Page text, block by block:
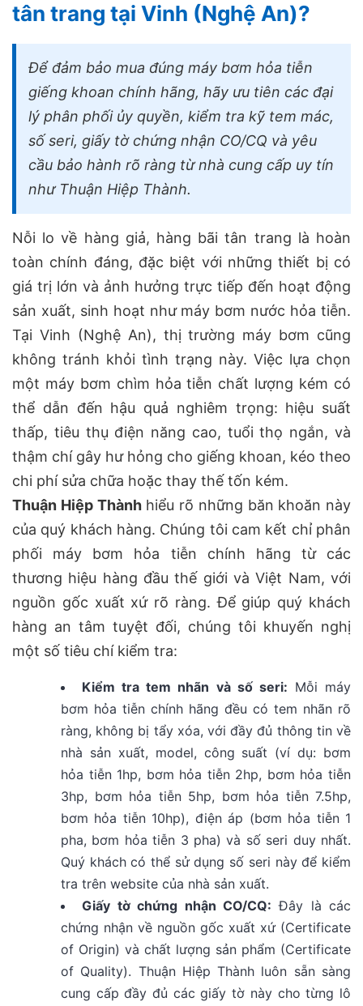
tân trang tại Vinh (Nghệ An)?
Để đảm bảo mua đúng máy bơm hỏa tiễn
giếng khoan chính hãng, hãy ưu tiên các đại
lý phân phối ủy quyền, kiểm tra kỹ tem mác,
số seri, giấy tờ chứng nhận CO/CQ và yêu
cầu bảo hành rõ ràng từ nhà cung cấp uy tín
như Thuận Hiệp Thành.
Nỗi lo về hàng giả, hàng bãi tân trang là hoàn
toàn chính đáng, đặc biệt với những thiết bị có
giá trị lớn và ảnh hưởng trực tiếp đến hoạt động
sản xuất, sinh hoạt như máy bơm nước hỏa tiễn.
Tại Vinh (Nghệ An), thị trường máy bơm cũng
không tránh khỏi tình trạng này. Việc lựa chọn
một máy bơm chìm hỏa tiễn chất lượng kém có
thể dẫn đến hậu quả nghiêm trọng: hiệu suất
thấp, tiêu thụ điện năng cao, tuổi thọ ngắn, và
thậm chí gây hư hỏng cho giếng khoan, kéo theo
chi phí sửa chữa hoặc thay thế tốn kém.
Thuận Hiệp Thànhhiểu rõ những băn khoăn này
của quý khách hàng. Chúng tôi cam kết chỉ phân
phối máy bơm hỏa tiễn chính hãng từ các
thương hiệu hàng đầu thế giới và Việt Nam, với
nguồn gốc xuất xứ rõ ràng. Để giúp quý khách
hàng an tâm tuyệt đối, chúng tôi khuyến nghị
một số tiêu chí kiểm tra:
Kiểm tra tem nhãn và số seri: Mỗi máy
bơm hỏa tiễn chính hãng đều có tem nhãn rõ
ràng, không bị tẩy xóa, với đầy đủ thông tin về
nhà sản xuất, model, công suất (ví dụ: bơm
hỏa tiễn 1hp, bơm hỏa tiễn 2hp, bơm hỏa tiễn
3hp, bơm hỏa tiễn 5hp, bơm hỏa tiễn 7.5hp,
bơm hỏa tiễn 10hp), điện áp (bơm hỏa tiễn 1
pha, bơm hỏa tiễn 3 pha) và số seri duy nhất.
Quý khách có thể sử dụng số seri này để kiểm
tra trên website của nhà sản xuất.
Giấy tờ chứng nhận CO/CQ: Đây là các
chứng nhận về nguồn gốc xuất xứ (Certificate
of Origin) và chất lượng sản phẩm (Certificate
of Quality). Thuận Hiệp Thành luôn sẵn sàng
cung cấp đầy đủ các giấy tờ này cho từng lô